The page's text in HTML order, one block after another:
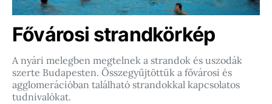
Fővárosi strandkörkép
A nyári melegben megtelnek a strandok és uszodák
szerte Budapesten. Összegyűjtöttük a fővárosi és
agglomerációban található strandokkal kapcsolatos
tudnivalókat.